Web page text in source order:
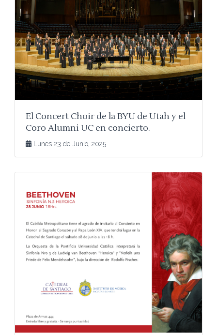
El Concert Choir de la BYU de Utah y el
Coro Alumni UC en concierto.
Lunes 23 de Junio, 2025